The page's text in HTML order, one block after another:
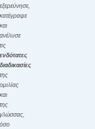
εξερεύνησε,
κατέγραψε
και
ανέλυσε
τις
ενδότατες
διαδικασίες
της
ομιλίας
και
της
γλώσσας,
όσο